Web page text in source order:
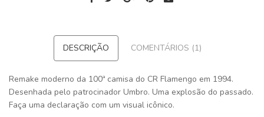
DESCRIÇÃO COMENTÁRIOS (1)
Remake moderno da 100ª camisa do CR Flamengo em 1994.
Desenhada pelo patrocinador Umbro. Uma explosão do passado.
Faça uma declaração com um visual icônico.